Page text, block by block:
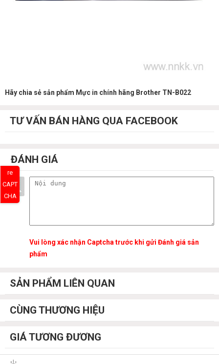
Hãy chia sẻ sản phẩm Mực in chính hãng Brother TN-B022
TƯ VẤN BÁN HÀNG QUA FACEBOOK
ĐÁNH GIÁ
re
CAPT
CHA
Vui lòng xác nhận Captcha trước khi gửi Đánh giá sản
phẩm
SẢN PHẨM LIÊN QUAN
CÙNG THƯƠNG HIỆU
GIÁ TƯƠNG ĐƯƠNG